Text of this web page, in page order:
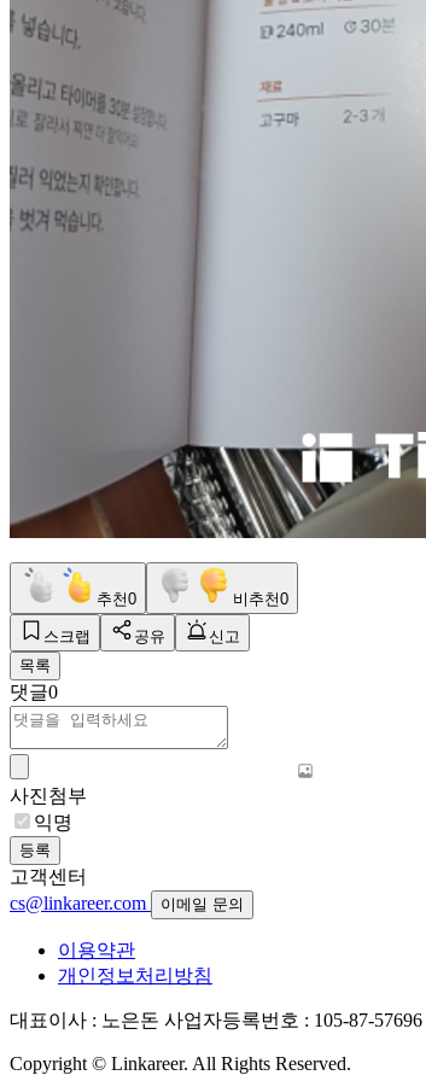
추천0 비추천0
스크랩 공유
신고
목록
댓글0
사진첨부
익명
등록
고객센터
cs@linkareer.com
이메일 문의
이용약관
개인정보처리방침
대표이사 : 노은돈 사업자등록번호 : 105-87-57696
Copyright © Linkareer. All Rights Reserved.